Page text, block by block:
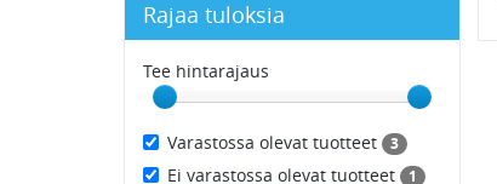
Rajaa tuloksia
Tee hintarajaus
Varastossa olevat tuotteet 3
Ei varastossa olevat tuotteet 1